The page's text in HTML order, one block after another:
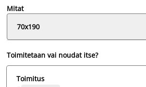
Mitat
70x190
Toimitetaan vai noudat itse?
Toimitus